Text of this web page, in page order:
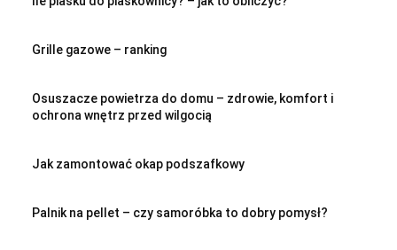
Grille gazowe – ranking
Osuszacze powietrza do domu – zdrowie, komfort i
ochrona wnętrz przed wilgocią
Jak zamontować okap podszafkowy
Palnik na pellet – czy samoróbka to dobry pomysł?